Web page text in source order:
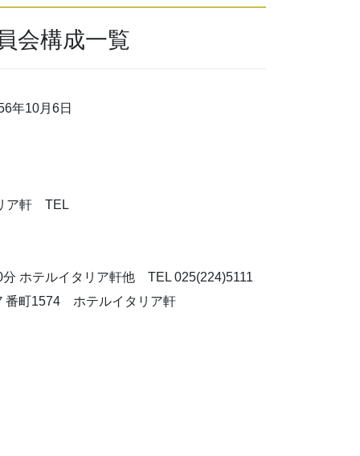
会構成一覧
年10月6日
ア軒 TEL
イタリア軒他 TEL 025(224)5111
1574 ホテルイタリア軒